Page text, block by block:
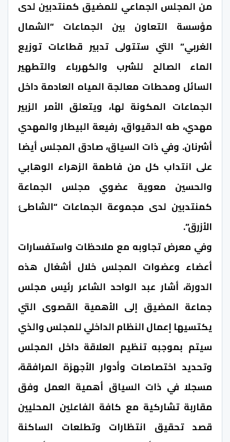
من المجلس الجماعي للمضيق كمنتدبين لدى
مؤسسة التعاون بين الجماعات “الشمال
الغربي” التي ستتولى تدبير قطاعات توزيع
الماء الصالح للشرب والكهرباء والتطهير
السائل ومحطات معالجة المياه العادمة داخل
الجماعات المكونة لها، ويتعلق الأمر الزبير
مهدي، طه الدقيواق، رفيعة البيطار والمهدي
أشرنان. وفي ذات السياق، صادق المجلس أيضا
على انتداب كل من فاطمة الزهراء الوهابي
والحسين معوية عضوي مجلس الجماعة
كمنتدبين لدى مجموعة الجماعات “الشاطئ
الأزرق”.
وفي معرض تجاوبه مع ملاحظات واستفسارات
أعضاء وعضوات المجلس خلال أشغال هذه
الدورة، أشار عبد الواحد الشاعر رئيس مجلس
جماعة المضيق إلى الأهمية القصوى التي
يكتسيها إعمال النظام الداخلي للمجلس والذي
سيتم بموجبه تنظيم العلاقة داخل المجلس
وتحديد اختصاصات وأدوار الأجهزة المرافقة،
مسجلا في ذات السياق أهمية العمل وفق
مقاربة تشاركية مع كافة الفاعلين المحليين
قصد تحقيق انتظارات وتطلعات الساكنة